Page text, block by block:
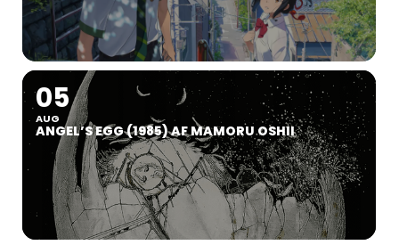
05
AUG
ANGEL’S EGG (1985) AF MAMORU OSHII